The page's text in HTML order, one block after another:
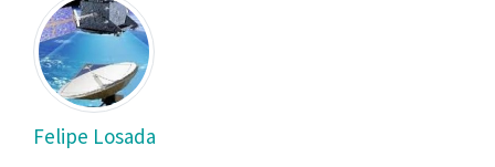
Felipe Losada